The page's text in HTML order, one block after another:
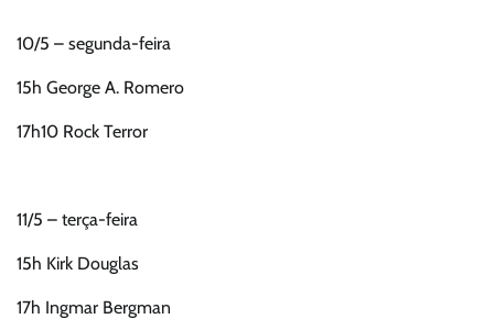
10/5 – segunda-feira
15h George A. Romero
17h10 Rock Terror
11/5 – terça-feira
15h Kirk Douglas
17h Ingmar Bergman